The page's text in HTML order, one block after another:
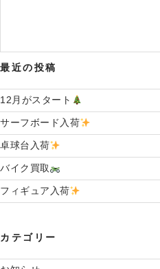
最近の投稿
12月がスタート
サーフボード入荷
卓球台入荷
バイク買取
フィギュア入荷
カテゴリー